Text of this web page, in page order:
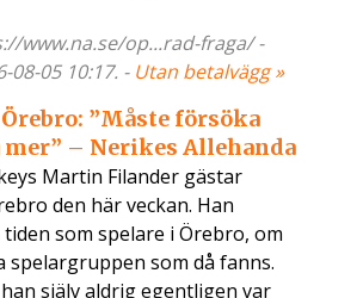
www.na.se/op...rad-fraga/ -
08-05 10:17. - Utan betalvägg »
”Måste försöka
– Nerikes Allehanda
Martin Filander gästar
den här veckan. Han
som spelare i Örebro, om
spelargruppen som då fanns.
själv aldrig egentligen var